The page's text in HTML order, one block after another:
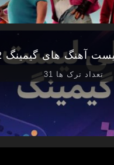
آهنگ های گیمینگ 2
تعداد ترک ها 31